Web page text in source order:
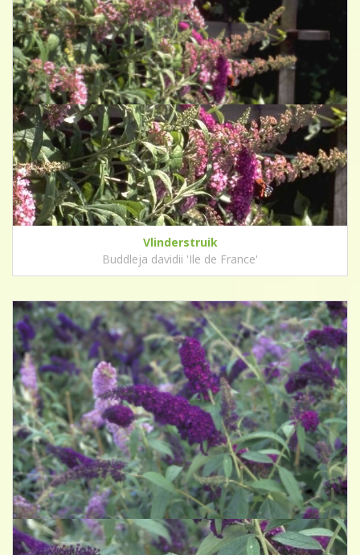
Vlinderstruik
Buddleja davidii 'Ile de France'